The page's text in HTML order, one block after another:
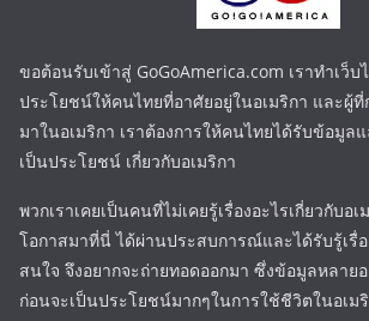
ขอต้อนรับเข้าสู่ GoGoAmerica.com เราทำเว็
ประโยชน์ให้คนไทยที่อาศัยอยู่ในอเมริกา และผู้ที่
มาในอเมริกา เราต้องการให้คนไทยได้รับข้อมูล
เป็นประโยชน์ เกี่ยวกับอเมริกา
พวกเราเคยเป็นคนที่ไม่เคยรู้เรื่องอะไรเกี่ยวกับอ
โอกาสมาที่นี่ ได้ผ่านประสบการณ์และได้รับรู้เรื่
สนใจ จึงอยากจะถ่ายทอดออกมา ซึ่งข้อมูลหลายอ
ก่อนจะเป็นประโยชน์มากๆในการใช้ชีวิตในอเม